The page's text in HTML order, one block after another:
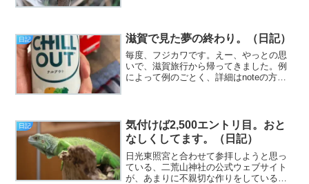
も、髪の毛が、あたかも前衛芸...
日記 滋賀で見た夢の終わり。（日記）
毎度、フジカワです。えー、やっとの思
いで、滋賀旅行から帰ってきました。例
によって例のごとく、詳細はnoteの方
寺、建部大社、多賀大社、近...
日記
気付けば2,500エントリ目。おと
なしくしてます。（日記）
日光東照宮と合わせて参拝しようと思っ
ている、二荒山神社の公式ウェブサイト
が、あまりに不親切な作りをしているの